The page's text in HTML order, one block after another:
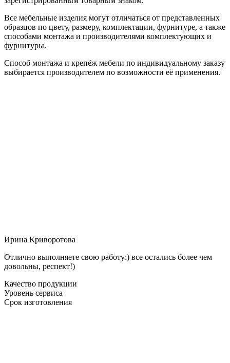
Все мебельные изделия могут отличаться от представленных
образцов по цвету, размеру, комплектации, фурнитуре, а также
способами монтажа и производителями комплектующих и
фурнитуры.
Способ монтажа и крепёж мебели по индивидуальному заказу
выбирается производителем по возможности её применения.
Ирина Криворотова
Отлично выполняете свою работу:) все остались более чем
довольны, респект!)
Качество продукции
Уровень сервиса
Срок изготовления